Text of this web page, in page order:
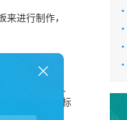
进行制作，
站视觉设计人
网站制作设计标
·
·
·
·